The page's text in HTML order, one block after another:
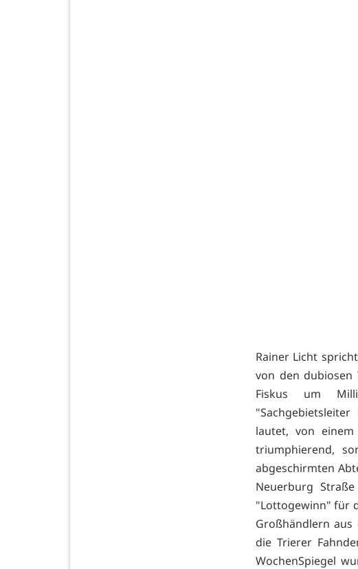
Rainer Licht
von den
Fiskus um
lautet, von
triumphierend,
abgeschirmten
Neuerburg
"Lottogewinn" für
Großhändlern
die Trierer
WochenSpiegel